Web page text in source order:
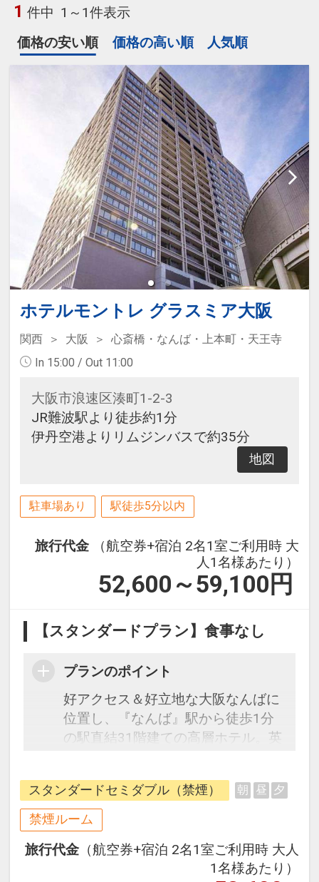
1 件中 1～1件表示
価格の安い順
価格の高い順 人気順
ホテルモントレ グラスミア大阪
関西 大阪
心斎橋・なんば・上本町・天王寺
In 15:00 / Out 11:00
大阪市浪速区湊町1-2-3
JR難波駅より徒歩約1分
伊丹空港よりリムジンバスで約35分
地図
駐車場あり 駅徒歩5分以内
旅行代金
（航空券+宿泊 2名1室ご利用時 大
人1名様あたり）
52,600～59,100 円
【スタンダードプラン】食事なし
プランのポイント
好アクセス＆好立地な大阪なんばに
位置し、『なんば』駅から徒歩1分
の駅直結31階建ての高層ホテル。英
化をテーマにつくられた館内で、各
地を巡り旅するかのような特別なひ
と時をお過ごしいただけます。お部
屋のバスルームにはウルトラファイ
ンミスト「ミラブル」を全客室に導
入。ホテルと同じ建物内の地下1階
スタンダードセミダブル（禁煙） 朝 昼 夕
禁煙ルーム
旅行代金 （航空券+宿泊 2名1室ご利用時 大人
1名様あたり）